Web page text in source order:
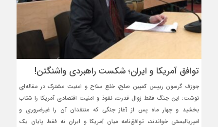
توافق‌ آمریکا و ایران؛ شکست راهبردی واشنگتن!
جوزف گرسون رییس کمپین صلح، خلع سلاح و امنیت مشترک در مقاله‌ای
نوشت: این جنگ فقط زوال قدرت، نفوذ و امنیت اقتصادی آمریکا را شتاب
بخشید و چهار ماه پس از آغاز جنگی که منتقدان آن را غیرضروری و
امپریالیستی خواندند، توافق‌نامه میان آمریکا و ایران نه فقط پایان یک